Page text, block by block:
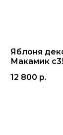
Яблоня
Макамик
12 800 р.